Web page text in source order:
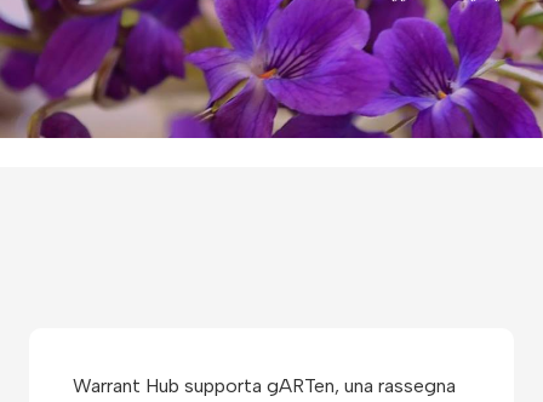
Warrant Hub supporta gARTen, una rassegna